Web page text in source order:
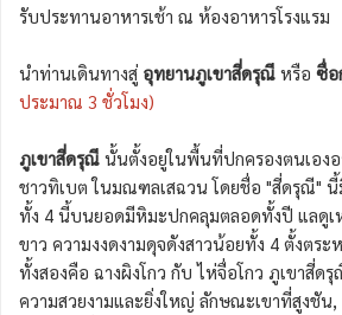
รับประทานอาหารเช้า ณ ห้องอาหารโรงแรม
นำท่านเดินทางสู่ อุทยานภูเขาสี่ดรุณี หรือ ซื่อ
ประมาณ 3 ชั่วโมง)
ภูเขาสี่ดรุณี นั้นตั้งอยู่ในพื้นที่ปกครองตนเองอ
ชาวทิเบต ในมณฑลเสฉวน โดยชื่อ "สี่ดรุณี" นี้
ทั้ง 4 นี้บนยอดมีหิมะปกคลุมตลอดทั้งปี แลดู
ขาว ความงงดงามดุจดังสาวน้อยทั้ง 4 ตั้งตระ
ทั้งสองคือ ฉางผิงโกว กับ ไห่จื่อโกว ภูเขาสี่ด
ความสวยงามและยิ่งใหญ่ ลักษณะเขาที่สูงชัน